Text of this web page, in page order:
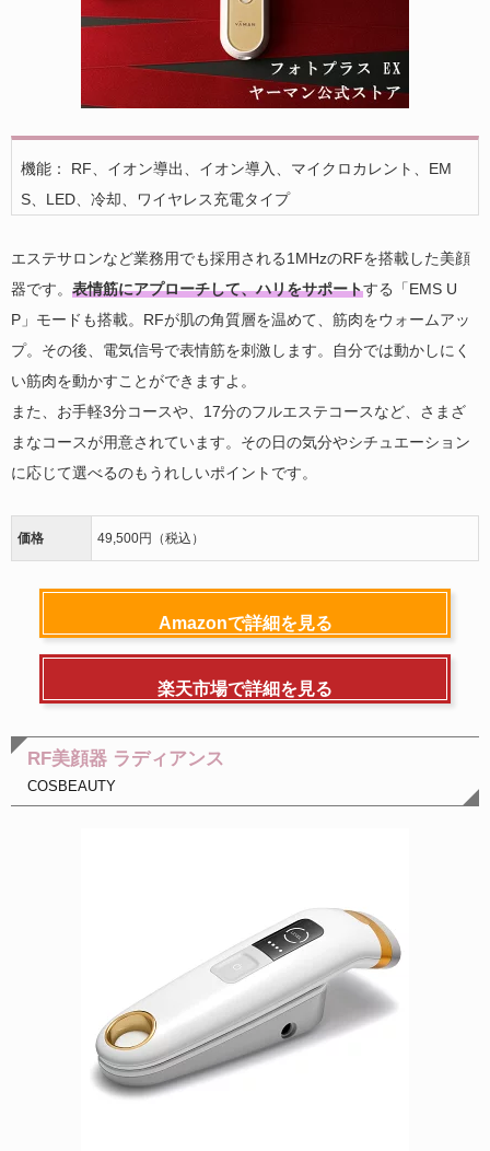
機能： RF、イオン導出、イオン導入、マイクロカレント、EM
S、LED、冷却、ワイヤレス充電タイプ
エステサロンなど業務用でも採用される1MHzのRFを搭載した美顔
器です。 表情筋にアプローチして、ハリをサポートする「EMS U
P」モードも搭載。RFが肌の角質層を温めて、筋肉をウォームアッ
プ。その後、電気信号で表情筋を刺激します。自分では動かしにく
い筋肉を動かすことができますよ。
また、お手軽3分コースや、17分のフルエステコースなど、さまざ
まなコースが用意されています。その日の気分やシチュエーション
に応じて選べるのもうれしいポイントです。
価格 49,500円（税込）
Amazonで詳細を見る
楽天市場で詳細を見る
RF美顔器 ラディアンス
COSBEAUTY